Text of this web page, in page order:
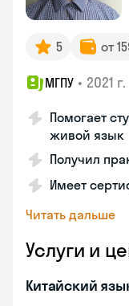
5 от
МГПУ • 2021 г.
Помогает
живой язык
Получил
Имеет
Читать дальше
Услуги и
Китайский